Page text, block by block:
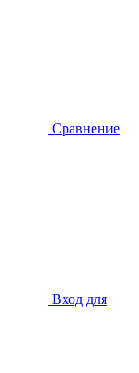
Сравнение
Вход для